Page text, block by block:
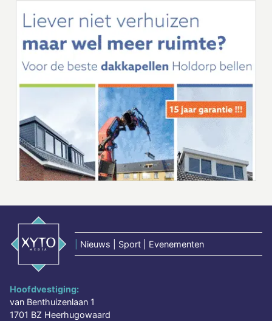
Nieuws | Sport | Evenementen
Hoofdvestiging:
van Benthuizenlaan 1
1701 BZ Heerhugowaard